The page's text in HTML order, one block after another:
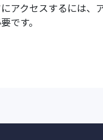
アクセスするには、
です。